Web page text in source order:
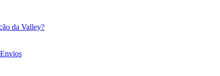
da Valley?